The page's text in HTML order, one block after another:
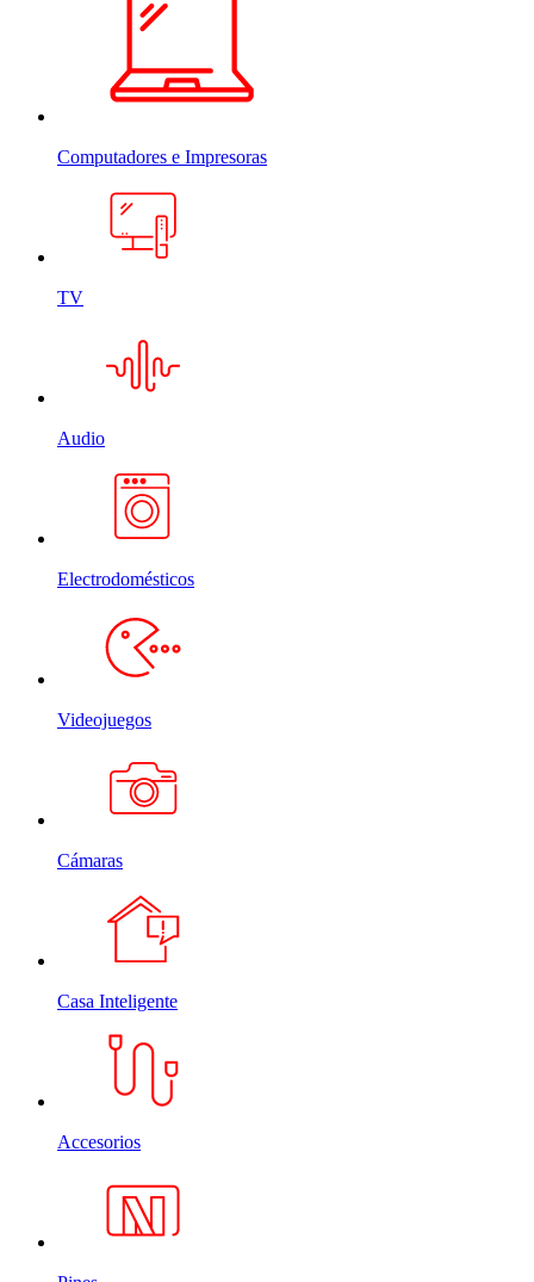
Computadores e Impresoras
TV
Audio
Electrodomésticos
Videojuegos
Cámaras
Casa Inteligente
Accesorios